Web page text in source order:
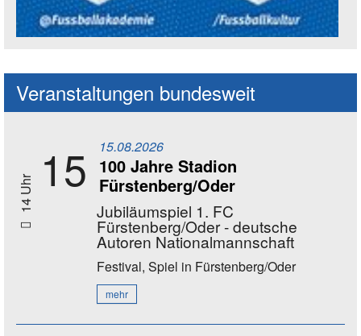
Veranstaltungen bundesweit
14 Uhr 15 15.08.2026
100 Jahre Stadion
Fürstenberg/Oder
Jubiläumspiel 1. FC
Fürstenberg/Oder - deutsche
Autoren Nationalmannschaft
Festival, Spiel in Fürstenberg/Oder
mehr